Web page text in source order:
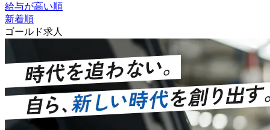
給与が高い順
新着順
ゴールド求人